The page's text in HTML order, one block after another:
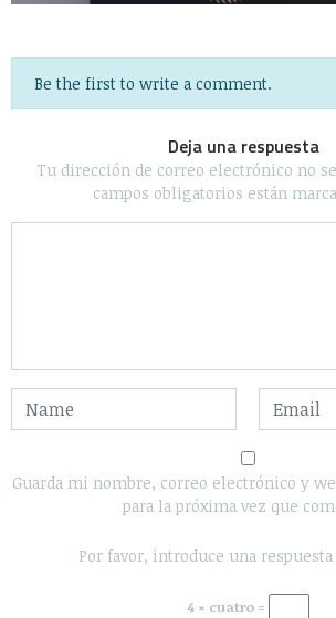
Be the first to write a comment.
Deja una respuesta
Tu dirección de correo electrónico no
campos obligatorios están
Guarda mi nombre, correo electrónico y
para la próxima vez que
Por favor, introduce una
4 × cuatro =